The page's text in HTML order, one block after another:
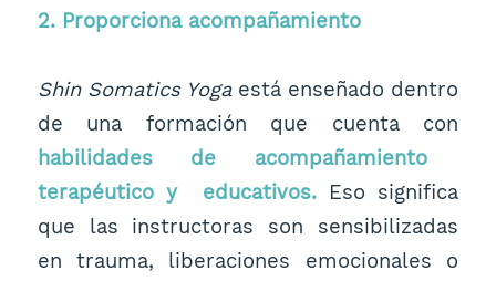
2. Proporciona acompañamiento
Shin Somatics Yogaestá enseñado dentro
de una formación que cuenta con
habilidades de acompañamiento
terapéutico y educativos.Eso significa
que las instructoras son sensibilizadas
en trauma, liberaciones emocionales o